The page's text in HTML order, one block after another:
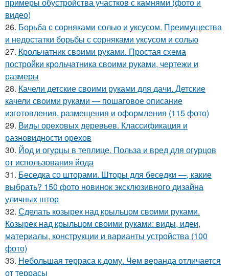
видео)
26. Борьба с сорняками солью и уксусом. Преимущества
и недостатки борьбы с сорняками уксусом и солью
27. Крольчатник своими руками. Простая схема
постройки крольчатника своими руками, чертежи и
размеры
28. Качели детские своими руками для дачи. Детские
качели своими руками — пошаговое описание
изготовления, размещения и оформления (115 фото)
29. Виды ореховых деревьев. Классификация и
разновидности орехов
30. Йод и огурцы в теплице. Польза и вред для огурцов
от использования йода
31. Беседка со шторами. Шторы для беседки —, какие
выбрать? 150 фото новинок эксклюзивного дизайна
уличных штор
32. Сделать козырек над крыльцом своими руками.
Козырек над крыльцом своими руками: виды, идеи,
материалы, конструкции и варианты устройства (100
фото)
33. Небольшая терраса к дому. Чем веранда отличается
от террасы